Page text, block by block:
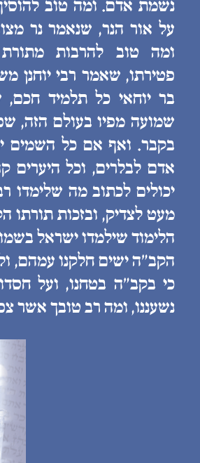
נשמת אדם. ומה טוב
על אור הנר, שנאמר נר
ומה טוב להרבות
פטירתו, שאמר רבי יוחנן
בר יוחאי כל תלמיד חכם,
שמועה מפיו בעולם הזה,
בקבר. ואף אם כל השמים
אדם לבלרים, וכל היערים
יכולים לכתוב מה שלימדו
מעט לצדיק, ובזכות תורתו
הלימוד שילמדו ישראל
הקב״ה ישים חלקנו עמהם,
כי בקב״ה בטחנו, ועל
נשעננו, ומה רב טובך אשר